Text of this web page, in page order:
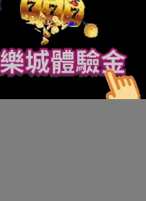
坑買到假貨，甚至爛
文／嚴百萬美編／嚴百萬
請聯系刪除你也可以在
博、小紅書、今日頭
、百家號等。博奕遊戲